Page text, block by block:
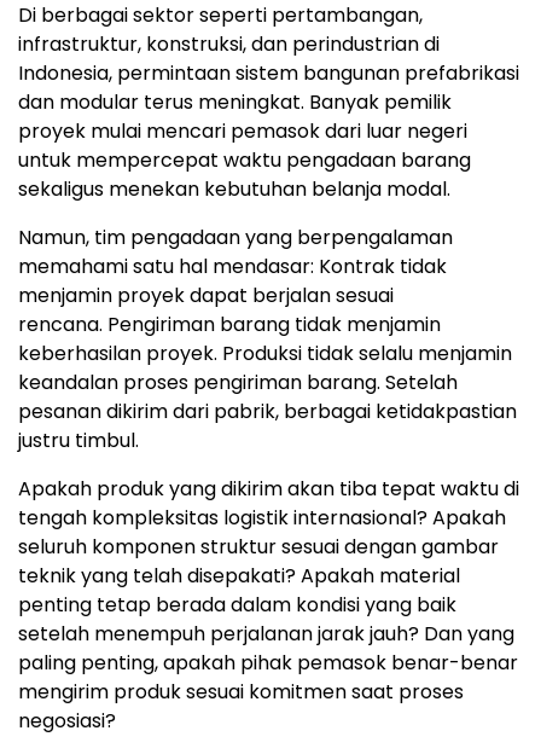
Di berbagai sektor seperti pertambangan,
infrastruktur, konstruksi, dan perindustrian di
Indonesia, permintaan sistem bangunan prefabrikasi
dan modular terus meningkat. Banyak pemilik
proyek mulai mencari pemasok dari luar negeri
untuk mempercepat waktu pengadaan barang
sekaligus menekan kebutuhan belanja modal.
Namun, tim pengadaan yang berpengalaman
memahami satu hal mendasar: Kontrak tidak
menjamin proyek dapat berjalan sesuai
rencana. Pengiriman barang tidak menjamin
keberhasilan proyek. Produksi tidak selalu menjamin
keandalan proses pengiriman barang. Setelah
pesanan dikirim dari pabrik, berbagai ketidakpastian
justru timbul.
Apakah produk yang dikirim akan tiba tepat waktu di
tengah kompleksitas logistik internasional?Apakah
seluruh komponen struktur sesuai dengan gambar
teknik yang telah disepakati?Apakah material
penting tetap berada dalam kondisi yang baik
setelah menempuh perjalanan jarak jauh? Danyang
paling penting, apakah pihak pemasok benar-benar
mengirim produk sesuai komitmen saat proses
negosiasi?